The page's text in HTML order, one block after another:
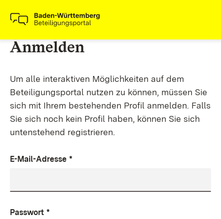
Anmelden
Um alle interaktiven Möglichkeiten auf dem
Beteiligungsportal nutzen zu können, müssen Sie
sich mit Ihrem bestehenden Profil anmelden. Falls
Sie sich noch kein Profil haben, können Sie sich
untenstehend registrieren.
E-Mail-Adresse *
Passwort *